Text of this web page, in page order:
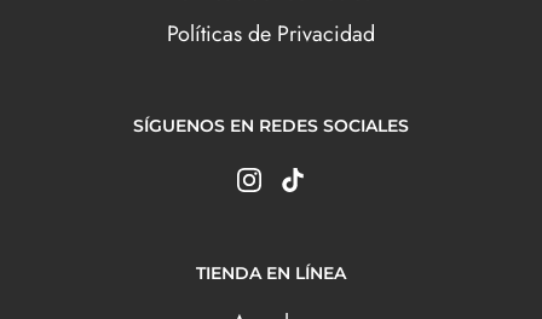
Políticas de Privacidad
SÍGUENOS EN REDES SOCIALES
TIENDA EN LÍNEA